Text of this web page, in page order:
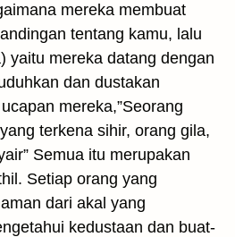
mereka membuat
tentang kamu, lalu
yaitu mereka datang dengan
dan dustakan
mereka,”Seorang
terkena sihir, orang gila,
Semua itu merupakan
Setiap orang yang
dari akal yang
kedustaan dan buat-